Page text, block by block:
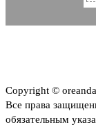
Copyright ©
Все права
обязательным